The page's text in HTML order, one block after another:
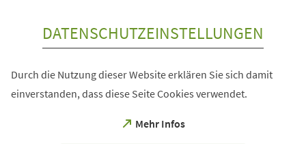
DATENSCHUTZEINSTELLUNGEN
Durch die Nutzung dieser Website erklären Sie sich damit
einverstanden, dass diese Seite Cookies verwendet.
Mehr Infos
(Öffnet